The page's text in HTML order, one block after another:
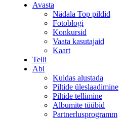
Avasta
Nädala Top pildid
Fotoblogi
Konkursid
Vaata kasutajaid
Kaart
Telli
Abi
Kuidas alustada
Piltide üleslaadimine
Piltide tellimine
Albumite tüübid
Partnerlusprogramm